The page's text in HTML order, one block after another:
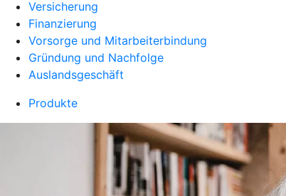
Versicherung
Finanzierung
Vorsorge und Mitarbeiterbindung
Gründung und Nachfolge
Auslandsgeschäft
Produkte